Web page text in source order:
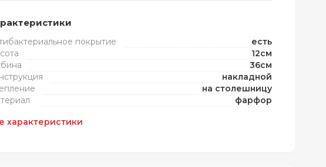
покрытие
есть
12см
36см
накладной
на столешницу
фарфор
характеристики